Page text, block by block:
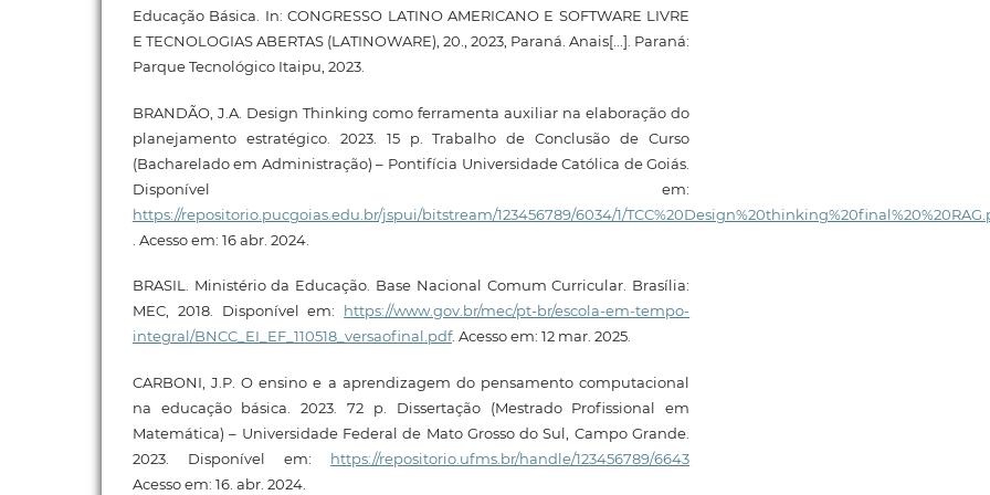
Educação Básica. In: CONGRESSO LATINO AMERICANO E SOFTWARE LIVRE
E TECNOLOGIAS ABERTAS (LATINOWARE), 20., 2023, Paraná. Anais[...]. Paraná:
Parque Tecnológico Itaipu, 2023.
BRANDÃO, J.A. Design Thinking como ferramenta auxiliar na elaboração do
planejamento estratégico. 2023. 15 p. Trabalho de Conclusão de Curso
(Bacharelado em Administração) – Pontifícia Universidade Católica de Goiás.
Disponível em:
https://repositorio.pucgoias.edu.br/jspui/bitstream/123456789/6034/1/
. Acesso em: 16 abr. 2024.
BRASIL. Ministério da Educação. Base Nacional Comum Curricular. Brasília:
MEC, 2018. Disponível em: https://www.gov.br/mec/pt-br/escola-em-tempo-
integral/BNCC_EI_EF_110518_versaofinal.pdf. Acesso em: 12 mar. 2025.
CARBONI, J.P. O ensino e a aprendizagem do pensamento computacional
na educação básica. 2023. 72 p. Dissertação (Mestrado Profissional em
Matemática) – Universidade Federal de Mato Grosso do Sul, Campo Grande.
2023. Disponível em: https://repositorio.ufms.br/handle/123456789/6643
Acesso em: 16. abr. 2024.